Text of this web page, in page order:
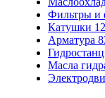
Фильтры и
Катушки 12
Арматура
Масла